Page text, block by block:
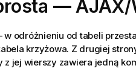
— AJAX/
w odróżnieniu od tabeli
krzyżowa. Z drugiej
z jej wierszy zawiera jedną